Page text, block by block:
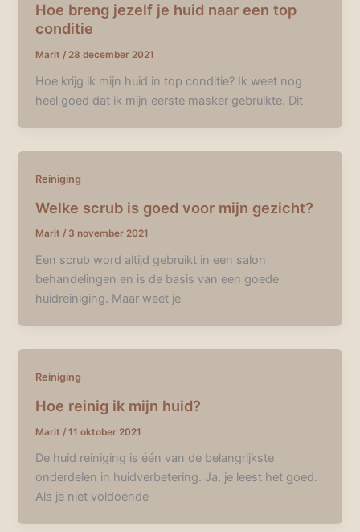
Hoe breng jezelf je huid naar een top
conditie
Marit/ 28 december 2021
Hoe krijg ik mijn huid in top conditie? Ik weet nog
heel goed dat ik mijn eerste masker gebruikte. Dit
Reiniging
Welke scrub is goed voor mijn gezicht?
Marit/ 3 november 2021
Een scrub word altijd gebruikt in een salon
behandelingen en is de basis van een goede
huidreiniging. Maar weet je
Reiniging
Hoe reinig ik mijn huid?
Marit /11 oktober 2021
De huid reiniging is één van de belangrijkste
onderdelen in huidverbetering. Ja, je leest het goed.
Als je niet voldoende